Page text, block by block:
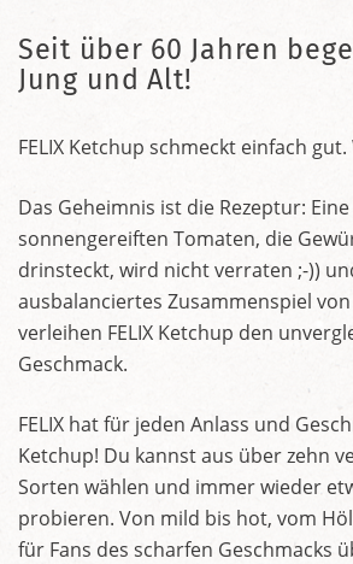
Seit über 60 Jahren
Jung und Alt!
FELIX Ketchup schmeckt einfach
Das Geheimnis ist die Rezeptur:
sonnengereiften Tomaten, die
drinsteckt, wird nicht verraten ;-))
ausbalanciertes Zusammenspiel
verleihen FELIX Ketchup den
Geschmack.
FELIX hat für jeden Anlass und
Ketchup! Du kannst aus über zehn
Sorten wählen und immer wieder
probieren. Von mild bis hot, vom
für Fans des scharfen Geschmacks